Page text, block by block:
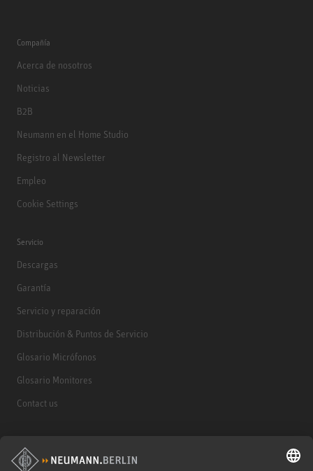
Compañía
Acerca de nosotros
Noticias
B2B
Neumann en el Home Studio
Registro al Newsletter
Empleo
Cookie Settings
Servicio
Descargas
Garantía
Servicio y reparación
Distribución & Puntos de Servicio
Glosario Micrófonos
Glosario Monitores
Contact us
Micrófonos